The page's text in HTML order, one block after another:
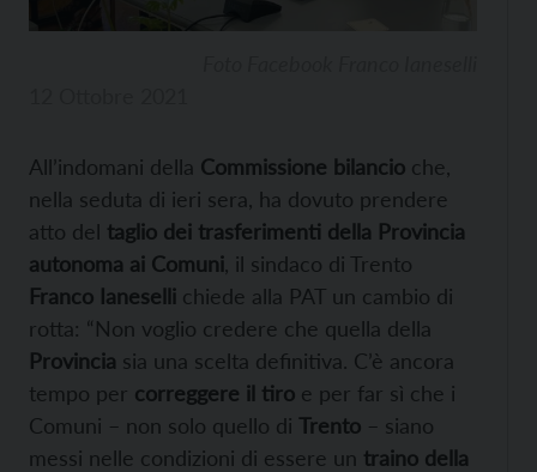
All’indomani della Commissione bilancio che,
nella seduta di ieri sera, ha dovuto prendere
atto del taglio dei trasferimenti della Provincia
autonoma ai Comuni , il sindaco di Trento
Franco Ianeselli chiede alla PAT un cambio di
rotta: “Non voglio credere che quella della
Provincia sia una scelta definitiva. C’è ancora
tempo per correggere il tiro e per far sì che i
Comuni – non solo quello di Trento – siano
messi nelle condizioni di essere un traino della